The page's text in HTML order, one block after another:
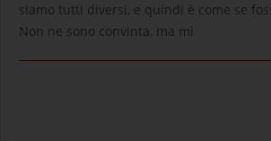
siamo tutti diversi, e quindi è come se
Non ne sono convinta, ma mi